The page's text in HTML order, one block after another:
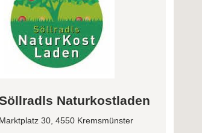
Naturkostladen
Marktplatz 30, 4550 Kremsmünster